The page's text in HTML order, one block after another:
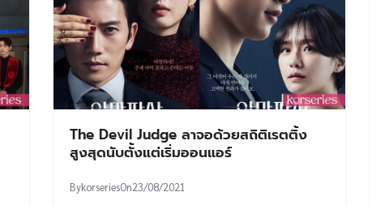
The Devil Judge ลาจอด้วยสถิติเรตติ้ง
สูงสุดนับตั้งแต่เริ่มออนแอร์
BykorseriesOn23/08/2021